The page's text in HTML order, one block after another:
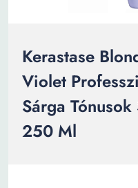
Kerastase
Violet
Sárga
250 Ml